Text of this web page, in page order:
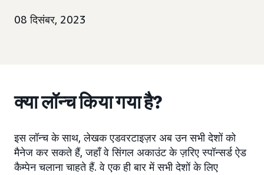
08 दिसंबर, 2023
क्या लॉन्च किया गया है?
इस लॉन्च के साथ, लेखक एडवरटाइज़र अब उन सभी देशों को
मैनेज कर सकते हैं, जहाँ वे सिंगल अकाउंट के ज़रिए स्पॉन्सर्ड ऐड
कैम्पेन चलाना चाहते हैं. वे एक ही बार में सभी देशों के लिए